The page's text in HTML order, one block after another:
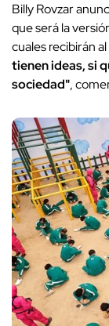
Billy Rovzar
que será la
cuales recibirán
tienen ideas, si
sociedad",